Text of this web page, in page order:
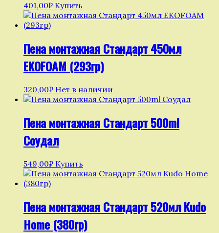
401,00₽ Купить
Пена монтажная Стандарт 450мл
EKOFOAM (293гр)
320,00₽ Нет в наличии
Пена монтажная Стандарт 500ml
Соудал
549,00₽ Купить
Пена монтажная Стандарт 520мл Kudo
Home (380гр)